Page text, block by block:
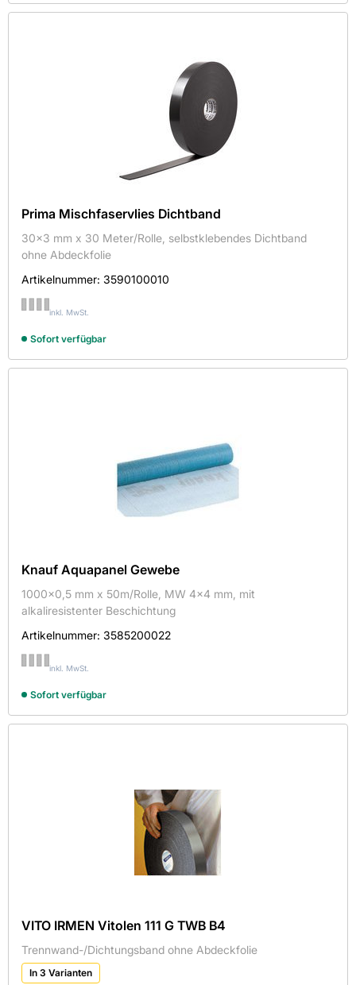
Prima Mischfaservlies Dichtband
30x3 mm x 30 Meter/Rolle, selbstklebendes Dichtband
ohne Abdeckfolie
Artikelnummer: 3590100010
inkl. MwSt.
Sofort verfügbar
Knauf Aquapanel Gewebe
1000x0,5 mm x 50m/Rolle, MW 4x4 mm, mit
alkaliresistenter Beschichtung
Artikelnummer: 3585200022
inkl. MwSt.
Sofort verfügbar
VITO IRMEN Vitolen 111 G TWB B4
Trennwand-/Dichtungsband ohne Abdeckfolie
In 3 Varianten